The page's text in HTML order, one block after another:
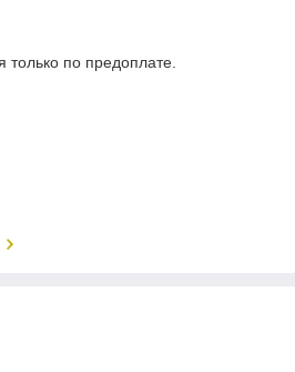
только по предоплате.